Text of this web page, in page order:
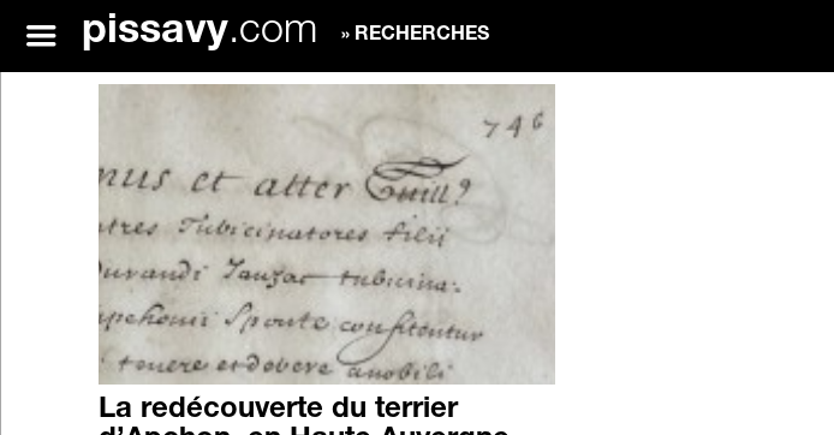
pissavy.com » RECHERCHES
La redécouverte du terrier